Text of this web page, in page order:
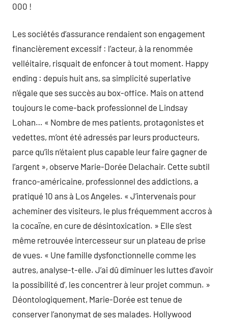
000 !
Les sociétés d’assurance rendaient son engagement
financièrement excessif : l’acteur, à la renommée
velléitaire, risquait de enfoncer à tout moment. Happy
ending : depuis huit ans, sa simplicité superlative
n’égale que ses succès au box-office. Mais on attend
toujours le come-back professionnel de Lindsay
Lohan… « Nombre de mes patients, protagonistes et
vedettes, m’ont été adressés par leurs producteurs,
parce qu’ils n’étaient plus capable leur faire gagner de
l’argent », observe Marie-Dorée Delachair. Cette subtil
franco-américaine, professionnel des addictions, a
pratiqué 10 ans à Los Angeles. « J’intervenais pour
acheminer des visiteurs, le plus fréquemment accros à
la cocaïne, en cure de désintoxication. » Elle s’est
même retrouvée intercesseur sur un plateau de prise
de vues. « Une famille dysfonctionnelle comme les
autres, analyse-t-elle. J’ai dû diminuer les luttes d’avoir
la possibilité d’, les concentrer à leur projet commun. »
Déontologiquement, Marie-Dorée est tenue de
conserver l’anonymat de ses malades. Hollywood